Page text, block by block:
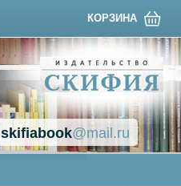
КОРЗИНА
skifiabook@mail.ru